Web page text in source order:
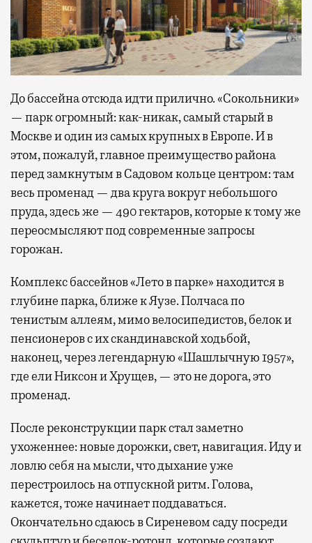
До бассейна отсюда идти прилично. «Сокольники»
— парк огромный: как-никак, самый старый в
Москве и один из самых крупных в Европе. И в
этом, пожалуй, главное преимущество района
перед замкнутым в Садовом кольце центром: там
весь променад — два круга вокруг небольшого
пруда, здесь же — 490 гектаров, которые к тому же
переосмысляют под современные запросы
горожан.
Комплекс бассейнов «Лето в парке» находится в
глубине парка, ближе к Яузе. Полчаса по
тенистым аллеям, мимо велосипедистов, белок и
пенсионеров с их скандинавской ходьбой,
наконец, через легендарную «Шашлычную 1957»,
где ели Никсон и Хрущев, — это не дорога, это
променад.
После реконструкции парк стал заметно
ухоженнее: новые дорожки, свет, навигация. Иду и
ловлю себя на мысли, что дыхание уже
перестроилось на отпускной ритм. Голова,
кажется, тоже начинает поддаваться.
Окончательно сдаюсь в Сиреневом саду посреди